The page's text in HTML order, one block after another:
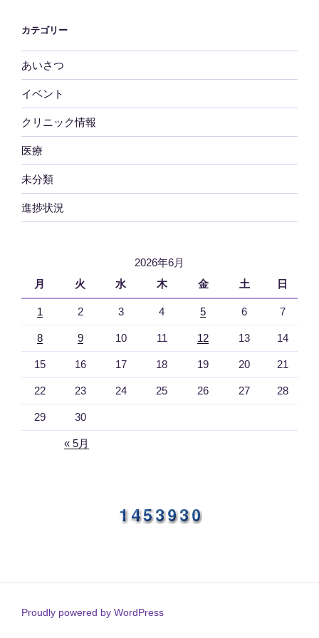
カテゴリー
あいさつ
イベント
クリニック情報
医療
未分類
進捗状況
2026年6月
月
火 水 木 金 土 日
1 2 3 4 5 6 7
8 9 10 11 12 13 14
15 16 17 18 19 20 21
22 23 24 25 26 27 28
29 30
« 5月
Proudly powered by WordPress